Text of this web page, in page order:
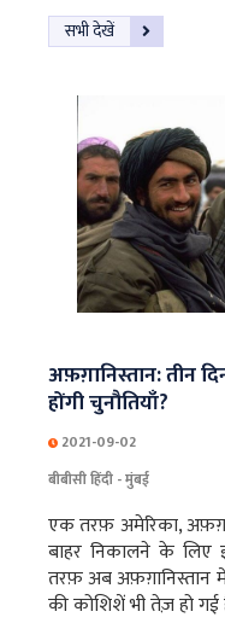
सभी देखें
अफ़ग़ानिस्तान: तीन
होंगी चुनौतियाँ?
2021-09-02
बीबीसी हिंदी - मुंबई
एक तरफ़ अमेरिका,
बाहर निकालने के लिए
तरफ़ अब अफ़ग़ानिस्तान
की कोशिशें भी तेज़ हो गई